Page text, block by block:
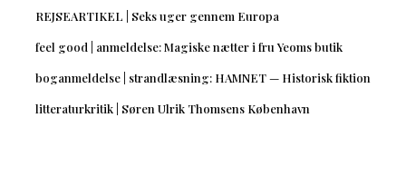
REJSEARTIKEL | Seks uger gennem Europa
feel good | anmeldelse: Magiske nætter i fru Yeoms butik
boganmeldelse | strandlæsning: HAMNET — Historisk fiktion
litteraturkritik | Søren Ulrik Thomsens København